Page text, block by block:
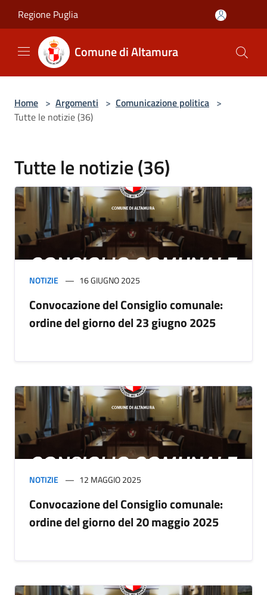
Regione Puglia
Comune di Altamura
Home > Argomenti > Comunicazione politica >
Tutte le notizie (36)
Tutte le notizie (36)
NOTIZIE 16 GIUGNO 2025
Convocazione del Consiglio comunale:
ordine del giorno del 23 giugno 2025
NOTIZIE 12 MAGGIO 2025
Convocazione del Consiglio comunale:
ordine del giorno del 20 maggio 2025